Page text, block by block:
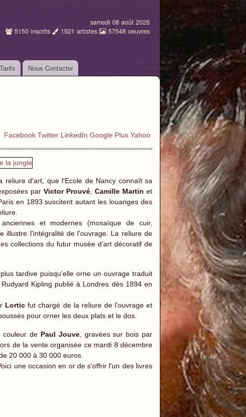
samedi 08 août 2026
5150 inscrits 1921 artistes 57548 oeuvres
Tarifs Nous Contacter
Facebook Twitter LinkedIn Google Plus Yahoo
d'art, que l'Ecole de Nancy connaît sa
parVictor Prouvé ,Camille Martin et
en 1893 suscitent autant les louanges des
et modernes (mosaïque de cuir,
illustre l'intégralité de l'ouvrage. La reliure de
collections du futur musée d'art décoratif de
tardive puisqu'elle orne un ouvrage traduit
Kipling publié à Londres dès 1894 en
Lortic fut chargé de la reliure de l'ouvrage et
pour orner les deux plats et le dos.
couleur de Paul Jouve, gravées sur bois par
de la vente organisée ce mardi 8 décembre
20 000 à 30 000 euros.
une occasion en or de s'offrir l'un des livres